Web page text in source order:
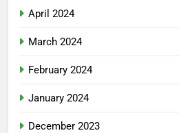
April 2024
March 2024
February 2024
January 2024
December 2023